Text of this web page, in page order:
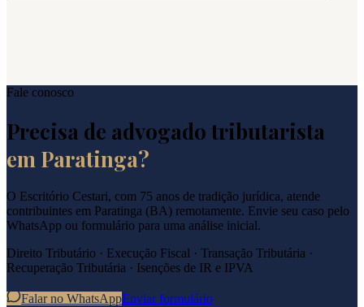
Fale conosco
Precisa de advogado tributarista
em Paratinga?
O Escritório Cestari, com 75 anos de tradição jurídica, atende
contribuintes em Paratinga (BA) remotamente. Envie seu caso pelo
WhatsApp ou formulário para uma análise inicial.
Direito Tributário · Execução Fiscal · Transação Tributária ·
Recuperação Tributária · Isenções de IR e IPVA
Falar no WhatsAppEnviar formulário